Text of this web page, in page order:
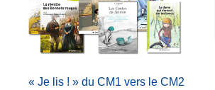
« Je lis ! » du CM1 vers le CM2